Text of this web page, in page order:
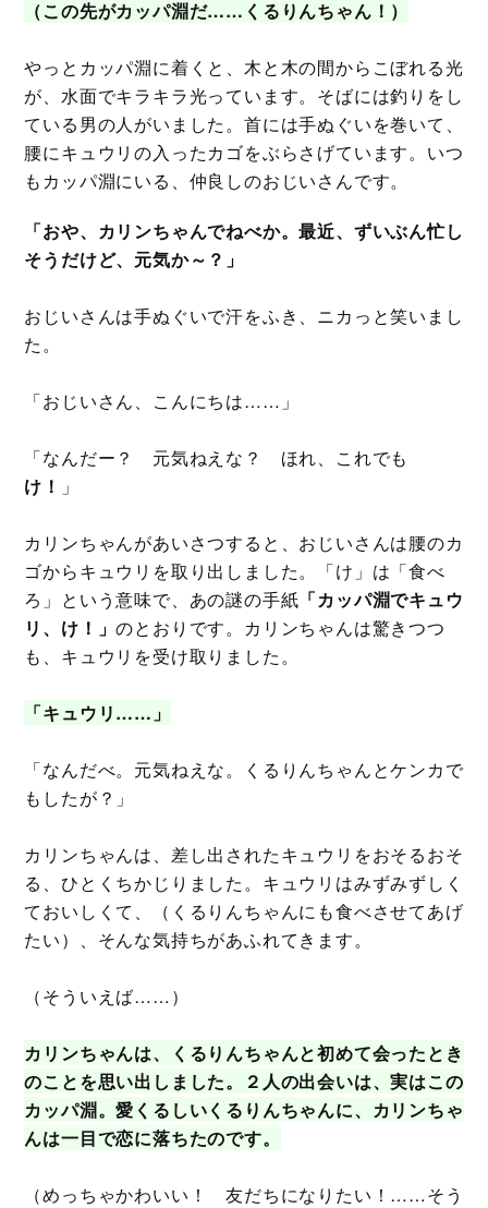
（この先がカッパ淵だ……くるりんちゃん！）
やっとカッパ淵に着くと、木と木の間からこぼれる光
が、水面でキラキラ光っています。そばには釣りをし
ている男の人がいました。首には手ぬぐいを巻いて、
腰にキュウリの入ったカゴをぶらさげています。いつ
もカッパ淵にいる、仲良しのおじいさんです。
「おや、カリンちゃんでねべか。最近、ずいぶん忙し
そうだけど、元気か～？」
おじいさんは手ぬぐいで汗をふき、ニカっと笑いまし
た。
「おじいさん、こんにちは……」
「なんだー？ 元気ねえな？ ほれ、これでも
け！ 」
カリンちゃんがあいさつすると、おじいさんは腰のカ
ゴからキュウリを取り出しました。「け」は「食べ
ろ」という意味で、あの謎の手紙 「カッパ淵でキュウ
リ、け！」のとおりです。カリンちゃんは驚きつつ
も、キュウリを受け取りました。
「キュウリ……」
「なんだべ。元気ねえな。くるりんちゃんとケンカで
もしたが？」
カリンちゃんは、差し出されたキュウリをおそるおそ
る、ひとくちかじりました。キュウリはみずみずしく
ておいしくて、（くるりんちゃんにも食べさせてあげ
たい）、そんな気持ちがあふれてきます。
（そういえば……）
カリンちゃんは、くるりんちゃんと初めて会ったとき
のことを思い出しました。２人の出会いは、実はこの
カッパ淵。愛くるしいくるりんちゃんに、カリンちゃ
んは一目で恋に落ちたのです。
（めっちゃかわいい！ 友だちになりたい！……そう